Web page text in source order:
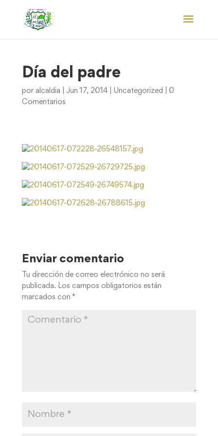
Día del padre
por alcaldia Jun 17, 2014| Uncategorized
0
Comentarios
Enviar comentario
Tu dirección de correo electrónico no será
publicada. Los campos obligatorios están
marcados con *